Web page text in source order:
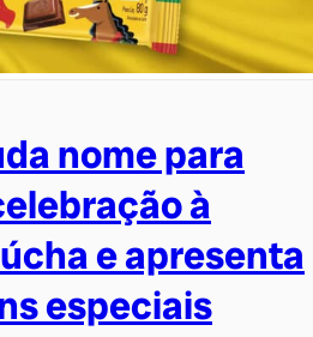
nome para
à
e apresenta
especiais